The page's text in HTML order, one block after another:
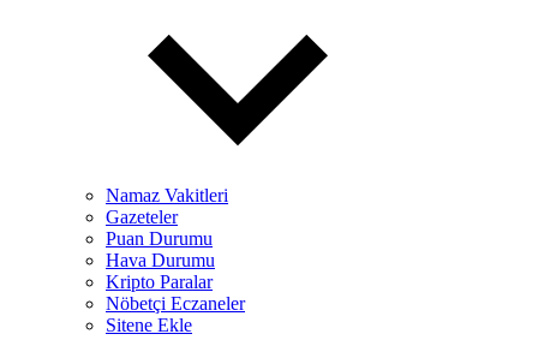
Namaz Vakitleri
Gazeteler
Puan Durumu
Hava Durumu
Kripto Paralar
Nöbetçi Eczaneler
Sitene Ekle